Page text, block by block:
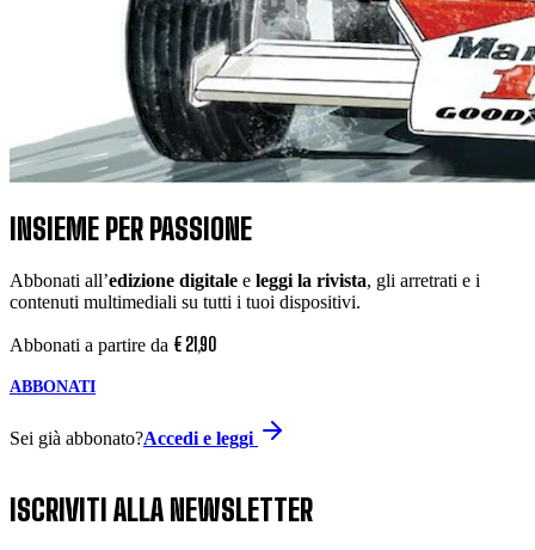
INSIEME PER PASSIONE
Abbonati all’edizione digitale e leggi la rivista, gli arretrati e i
contenuti multimediali su tutti i tuoi dispositivi.
Abbonati a partire da € 21,90
ABBONATI
Sei già abbonato?Accedi e leggi
ISCRIVITI ALLA NEWSLETTER